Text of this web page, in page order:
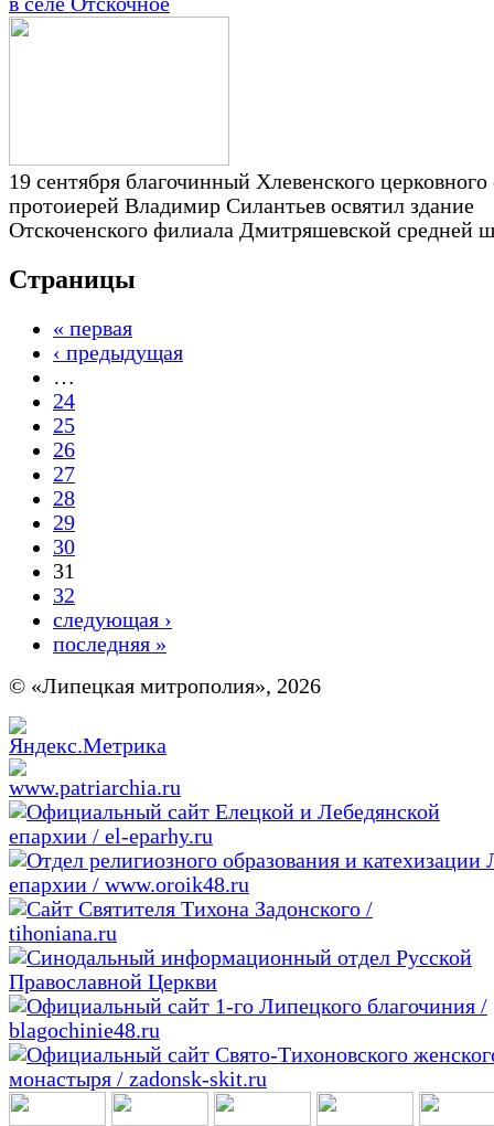
19 сентября благочинный Хлевенского церковного
протоиерей Владимир Силантьев освятил здание
Отскоченского филиала Дмитряшевской средней
Страницы
« первая
‹ предыдущая
…
24
25
26
27
28
29
30
31
32
следующая ›
последняя »
© «Липецкая митрополия», 2026